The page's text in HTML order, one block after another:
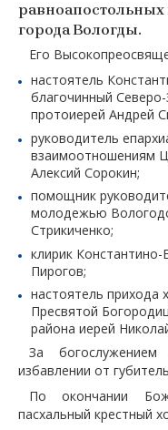
города Вологды.
Его
настоятель
благочинный
протоиерей Андрей
руководитель
взаимоотношениям
Алексий Сорокин;
помощник
молодежью
Стрикиченко;
клирик
Пирогов;
настоятель прихода
Пресвятой
района иерей
За
избавлении от
По окончании
пасхальный крестный